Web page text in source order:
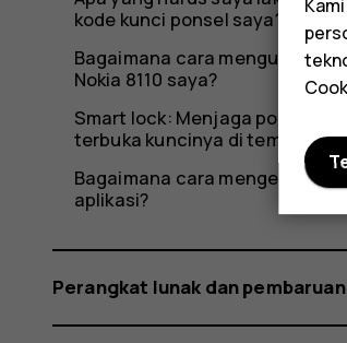
kode kunci ponsel saya?
Bagaimana cara mengubah
Nokia 8110 saya?
Smart lock: Menjaga ponsel
terbuka kuncinya di tempat
Bagaimana cara mengelola
aplikasi?
Perangkat lunak dan pembaruan